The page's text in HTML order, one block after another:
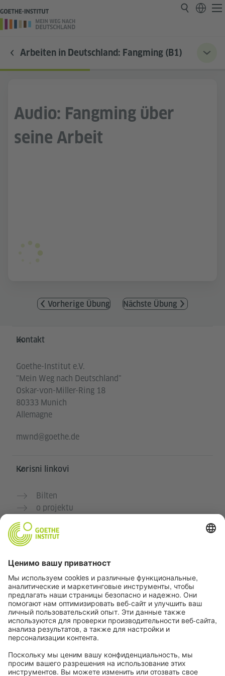
Arbeiten in Deutschland: Fangming (B1)
Audio: Fangming über
seine Arbeit
Vorherige Übung Nächste Übung
Service- und Informationsbereich
Kontakt
Goethe-Institut e.V.
"Mein Weg nach Deutschland"
Oskar-von-Miller-Ring 18
80333 Munich
Allemagne
mwnd@goethe.de
Korisni linkovi
Bilten
o projektu
Zajednica „Deutsch für dich“
Vežbajte nemački besplatno
Kurse nemačkog jezika Goethe-Instituta
Portal za nastavnike „Deutschstunde“
Privatnost i pristupačnost